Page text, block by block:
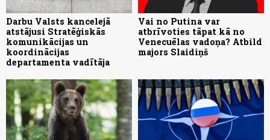
Darbu Valsts kancelejā
atstājusi Stratēģiskās
komunikācijas un
koordinācijas
departamenta vadītāja
Vai no Putina var
atbrīvoties tāpat kā no
Venecuēlas vadoņa? Atbild
majors Slaidiņš